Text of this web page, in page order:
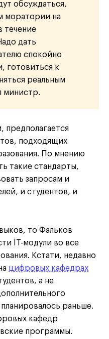
обсуждаться,
моратории на
течение
дать
спокойно
готовиться к
реальным
министр.
предполагается
подходящих
По мнению
такие стандарты,
запросам и
и студентов, и
то Фальков
IT-модули во все
Кстати, недавно
цифровых кафедрах
а не
раньше.
кафедр
программы.